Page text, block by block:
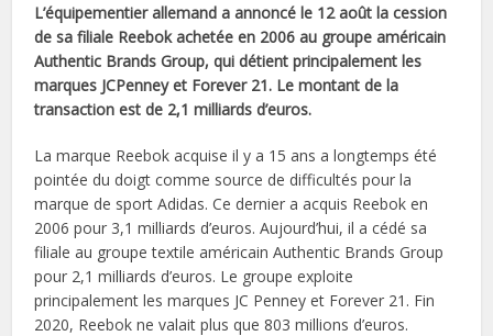
L’équipementier allemand a annoncé le 12 août la cession
de sa filiale Reebok achetée en 2006 au groupe américain
Authentic Brands Group, qui détient principalement les
marques JCPenney et Forever 21. Le montant de la
transaction est de 2,1 milliards d’euros.
La marque Reebok acquise il y a 15 ans a longtemps été
pointée du doigt comme source de difficultés pour la
marque de sport Adidas. Ce dernier a acquis Reebok en
2006 pour 3,1 milliards d’euros. Aujourd’hui, il a cédé sa
filiale au groupe textile américain Authentic Brands Group
pour 2,1 milliards d’euros. Le groupe exploite
principalement les marques JC Penney et Forever 21. Fin
2020, Reebok ne valait plus que 803 millions d’euros.